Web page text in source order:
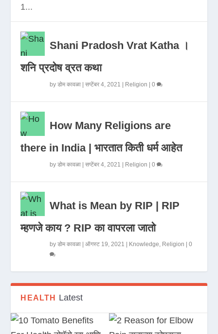
1...
Shani Pradosh Vrat Katha ।
शनि प्रदोष व्रत कथा
byडोम कावळा |सप्टेंबर 4, 2021 Religion |0
How Many Religions are
there in India | भारतात किती धर्म आहेत
byडोम कावळा |सप्टेंबर 4, 2021 Religion |0
What is Mean by RIP | RIP
म्हणजे काय ? RIP का वापरला जातो
byडोम कावळा |ऑगस्ट 19, 2021 Knowledge, Religion |0
HEALTH Latest